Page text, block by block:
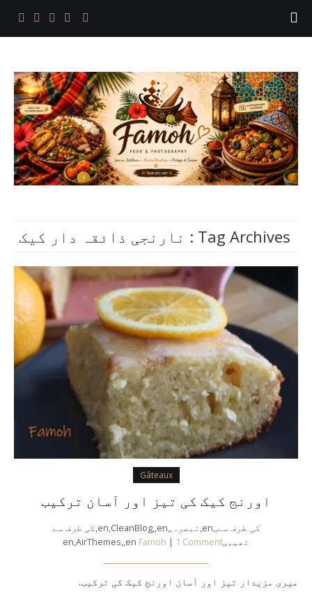
Tag Archives : نارنجی ذائقہ دار کیک
Gâteaux
اورنج کیک کی تیز اور آسان ترکیب
کی طرف سے,,en,تبصرہ,,en,CleanBlog,,en,کی طرف سے
تھیم,,en,AirThemes,,en
Famoh | 1 Comment
میری مزیدار تیز اور آسان اورنج کیک کی ترکیب.